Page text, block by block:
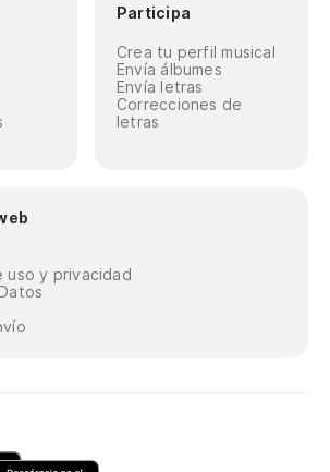
Participa
Crea tu perfil musical
Envía álbumes
Envía letras
Correcciones de
letras
uso y privacidad